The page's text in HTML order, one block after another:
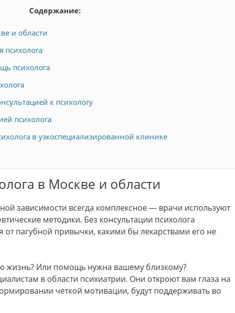
Содержание:
и области
психолога
психолога
к психологу
психолога
в узкоспециализированной клинике
в Москве и области
зависимости всегда комплексное — врачи используют
методики. Без консультации психолога
пагубной привычки, какими бы лекарствами его не
жизнь? Или помощь нужна вашему близкому?
в области психиатрии. Они откроют вам глаза на
четкой мотивации, будут поддерживать во